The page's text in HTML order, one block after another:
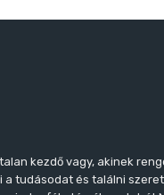
kezdő vagy, akinek
tudásodat és találni